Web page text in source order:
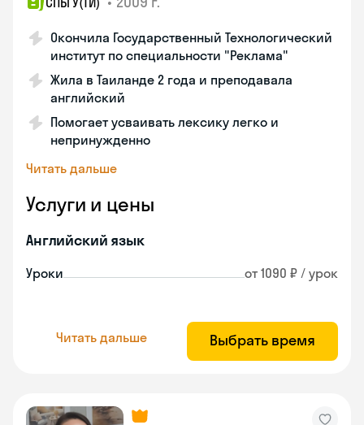
Окончила Государственный Технологический
институт по специальности "Реклама"
Жила в Таиланде 2 года и преподавала
английский
Помогает усваивать лексику легко и
непринужденно
Читать дальше
Услуги и цены
Английский язык
Уроки от 1090 ₽ / урок
Читать дальше Выбрать время